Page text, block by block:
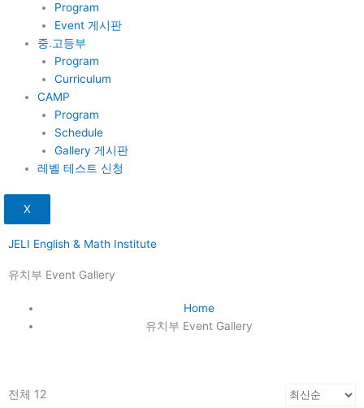
Program
Event 게시판
중.고등부
Program
Curriculum
CAMP
Program
Schedule
Gallery 게시판
레벨 테스트 신청
X
JELI English & Math Institute
유치부 Event Gallery
Home
유치부 Event Gallery
전체 12